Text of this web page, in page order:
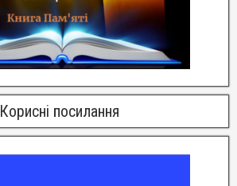
Корисні посилання